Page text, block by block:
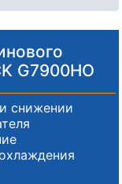
G7900HO
снижении